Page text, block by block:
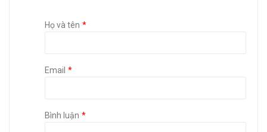
Họ và tên
Email
Bình luận